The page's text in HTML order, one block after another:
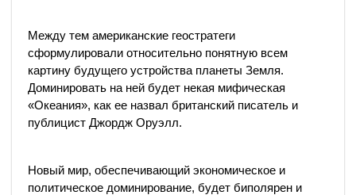
Между тем американские геостратеги
сформулировали относительно понятную всем
картину будущего устройства планеты Земля.
Доминировать на ней будет некая мифическая
«Океания», как ее назвал британский писатель и
публицист Джордж Оруэлл.
Новый мир, обеспечивающий экономическое и
политическое доминирование, будет биполярен и